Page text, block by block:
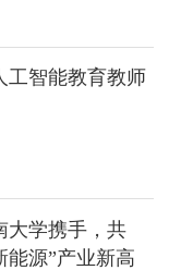
工智能教育教师
大学携手，共
能源”产业新高